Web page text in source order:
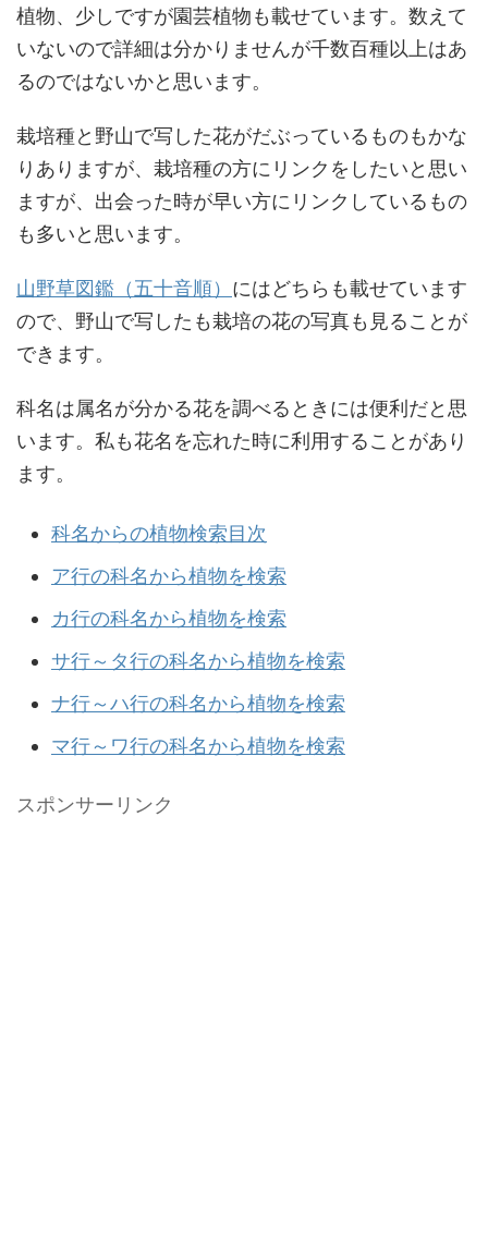
植物、少しですが園芸植物も載せています。数えて
いないので詳細は分かりませんが千数百種以上はあ
るのではないかと思います。
栽培種と野山で写した花がだぶっているものもかな
りありますが、栽培種の方にリンクをしたいと思い
ますが、出会った時が早い方にリンクしているもの
も多いと思います。
山野草図鑑（五十音順） にはどちらも載せています
ので、野山で写したも栽培の花の写真も見ることが
できます。
科名は属名が分かる花を調べるときには便利だと思
います。私も花名を忘れた時に利用することがあり
ます。
科名からの植物検索目次
ア行の科名から植物を検索
カ行の科名から植物を検索
サ行～タ行の科名から植物を検索
ナ行～ハ行の科名から植物を検索
マ行～ワ行の科名から植物を検索
スポンサーリンク